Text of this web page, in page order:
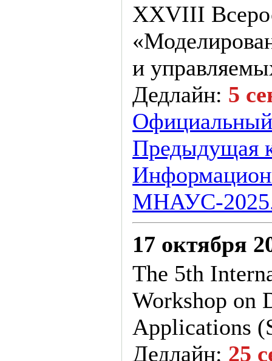
XXVIII
и
Дедлайн: 5
Предыдущая
МНАУС-
17 октября
The 5th
Workshop on
Applications
Дедлайн: 25